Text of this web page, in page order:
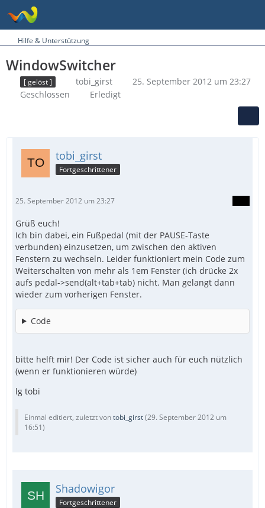
Hilfe & Unterstützung
WindowSwitcher
[ gelöst ] tobi_girst
25. September 2012 um 23:27
Geschlossen
Erledigt
tobi_girst
Fortgeschrittener
25. September 2012 um 23:27
Grüß euch!
Ich bin dabei, ein Fußpedal (mit der PAUSE-Taste
verbunden) einzusetzen, um zwischen den aktiven
Fenstern zu wechseln. Leider funktioniert mein Code zum
Weiterschalten von mehr als 1em Fenster (ich drücke 2x
aufs pedal->send(alt+tab+tab) nicht. Man gelangt dann
wieder zum vorherigen Fenster.
Code
bitte helft mir! Der Code ist sicher auch für euch nützlich
(wenn er funktionieren würde)
lg tobi
Einmal editiert, zuletzt vontobi_girst(29. September 2012 um
16:51)
Shadowigor
Fortgeschrittener